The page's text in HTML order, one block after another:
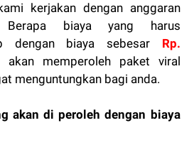
kerjakan dengan anggaran
Berapa biaya yang harus
dengan biaya sebesar Rp.
akan memperoleh paket viral
menguntungkan bagi anda.
akan di peroleh dengan biaya